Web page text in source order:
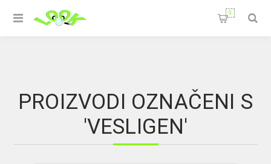
0
PROIZVODI OZNAČENI S
'VESLIGEN'